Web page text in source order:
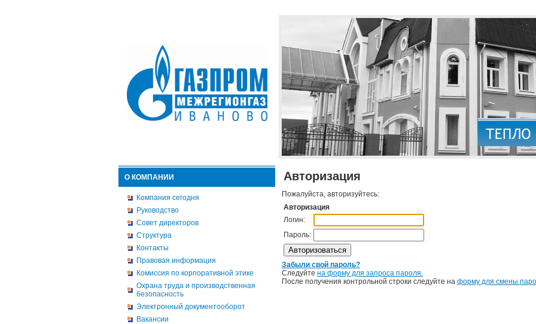
О КОМПАНИИ
Компания сегодня
Руководство
Совет директоров
Структура
Контакты
Правовая информация
Комиссия по корпоративной этике
Охрана труда и производственная
безопасность
Электронный документооборот
Вакансии
Авторизация
Пожалуйста, авторизуйтесь:
Авторизация
Логин:
Пароль:
Забыли свой пароль?
Следуйте на форму для запроса пароля.
После получения контрольной строки следуйте на форму для смены